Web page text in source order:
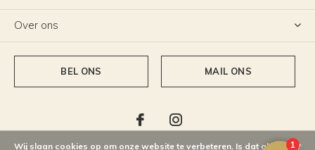
Over ons
BEL ONS MAIL ONS
Wij slaan cookies op om onze website te verbeteren. Is dat akkoord?